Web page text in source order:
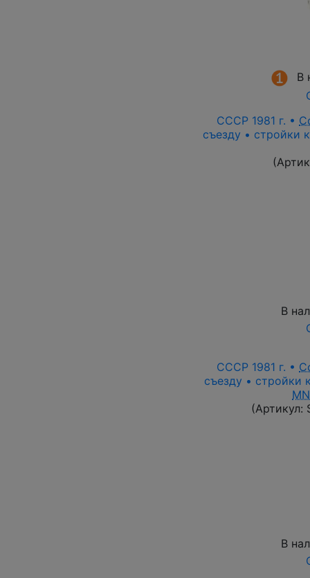
В
СССР 1981 г. •
съезду • стройки
В
СССР 1981 г. •
съезду • стройки
(Артикул:
В